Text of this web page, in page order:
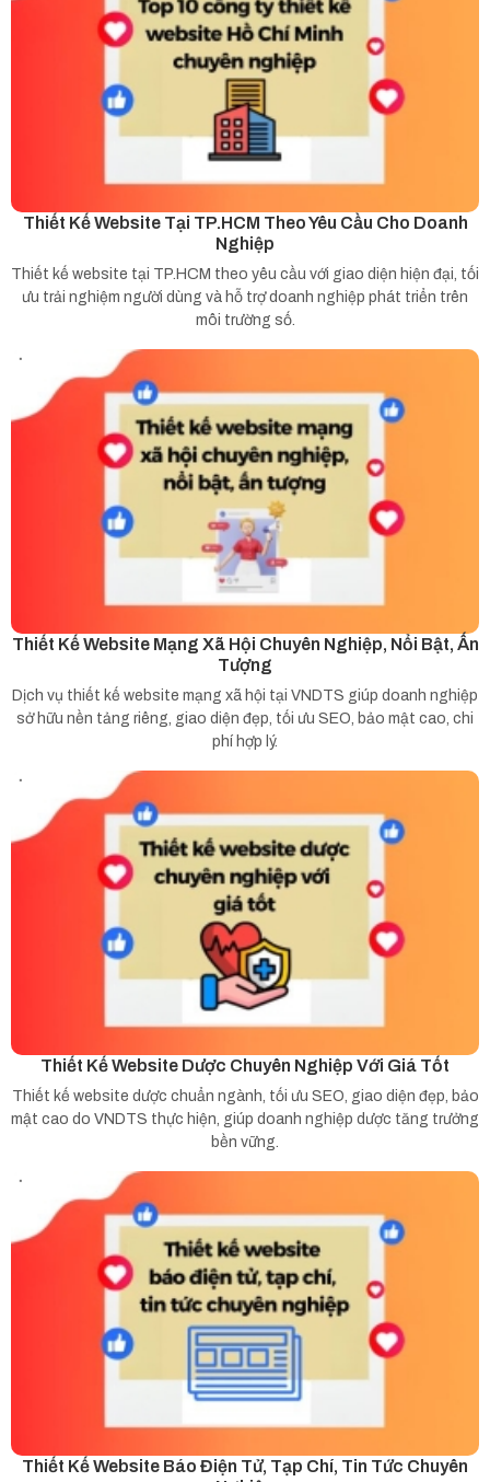
Thiết Kế Website Tại TP.HCM Theo Yêu Cầu Cho Doanh
Nghiệp
Thiết kế website tại TP.HCM theo yêu cầu với giao diện hiện đại, tối
ưu trải nghiệm người dùng và hỗ trợ doanh nghiệp phát triển trên
môi trường số.
Thiết Kế Website Mạng Xã Hội Chuyên Nghiệp, Nổi Bật, Ấn
Tượng
Dịch vụ thiết kế website mạng xã hội tại VNDTS giúp doanh nghiệp
sở hữu nền tảng riêng, giao diện đẹp, tối ưu SEO, bảo mật cao, chi
phí hợp lý.
Thiết Kế Website Dược Chuyên Nghiệp Với Giá Tốt
Thiết kế website dược chuẩn ngành, tối ưu SEO, giao diện đẹp, bảo
mật cao do VNDTS thực hiện, giúp doanh nghiệp dược tăng trưởng
bền vững.
Thiết Kế Website Báo Điện Tử, Tạp Chí, Tin Tức Chuyên